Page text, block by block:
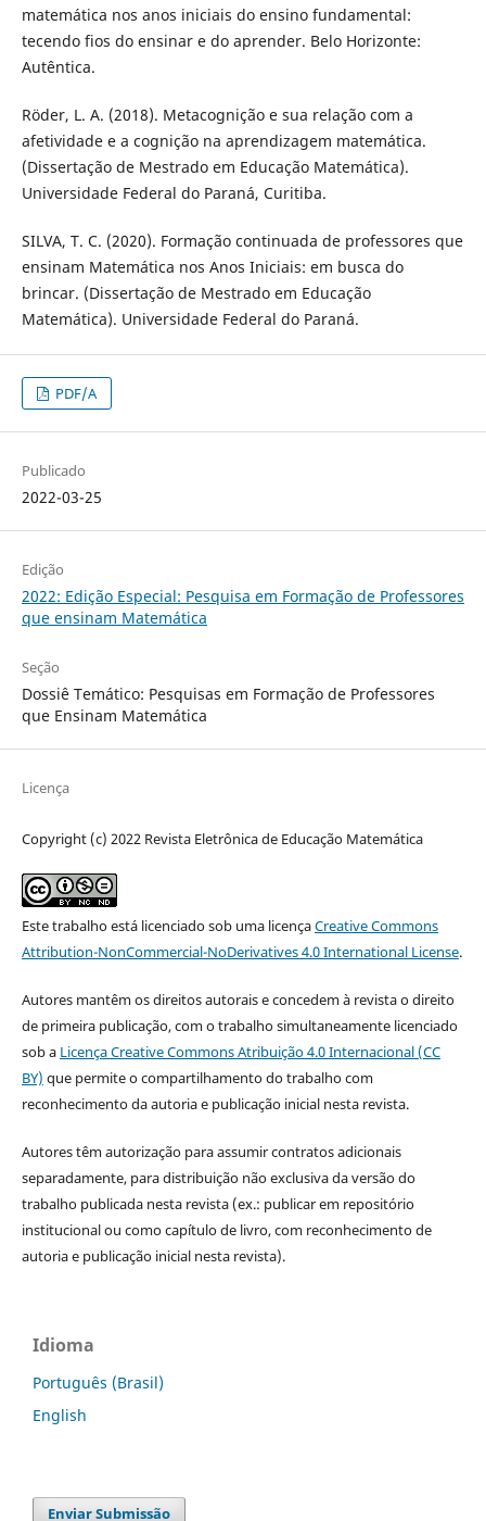
matemática nos anos iniciais do ensino fundamental:
tecendo fios do ensinar e do aprender. Belo Horizonte:
Autêntica.
Röder, L. A. (2018). Metacognição e sua relação com a
afetividade e a cognição na aprendizagem matemática.
(Dissertação de Mestrado em Educação Matemática).
Universidade Federal do Paraná, Curitiba.
SILVA, T. C. (2020). Formação continuada de professores que
ensinam Matemática nos Anos Iniciais: em busca do
brincar. (Dissertação de Mestrado em Educação
Matemática). Universidade Federal do Paraná.
PDF/A
Publicado
2022-03-25
Edição
2022: Edição Especial: Pesquisa em Formação de Professores
que ensinam Matemática
Seção
Dossiê Temático: Pesquisas em Formação de Professores
que Ensinam Matemática
Licença
Copyright (c) 2022 Revista Eletrônica de Educação Matemática
Este trabalho está licenciado sob uma licençaCreative Commons
Attribution-NonCommercial-NoDerivatives 4.0 International License.
Autores mantêm os direitos autorais e concedem à revista o direito
de primeira publicação, com o trabalho simultaneamente licenciado
sob a Licença Creative Commons Atribuição 4.0 Internacional (CC
BY) que permite o compartilhamento do trabalho com
reconhecimento da autoria e publicação inicial nesta revista.
Autores têm autorização para assumir contratos adicionais
separadamente, para distribuição não exclusiva da versão do
trabalho publicada nesta revista (ex.: publicar em repositório
institucional ou como capítulo de livro, com reconhecimento de
autoria e publicação inicial nesta revista).
Idioma
Português (Brasil)
English
Enviar Submissão